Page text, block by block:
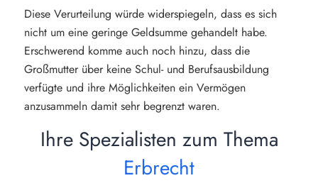
Diese Verurteilung würde widerspiegeln, dass es sich
nicht um eine geringe Geldsumme gehandelt habe.
Erschwerend komme auch noch hinzu, dass die
Großmutter über keine Schul- und Berufsausbildung
verfügte und ihre Möglichkeiten ein Vermögen
anzusammeln damit sehr begrenzt waren.
Ihre Spezialisten zum Thema
Erbrecht